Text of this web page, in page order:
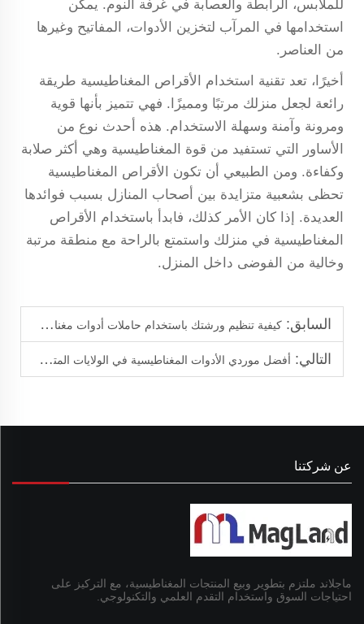
للملابس، الرابطة والعصابة في غرفة النوم. يمكن
استخدامها في المرآب لتخزين الأدوات، المفاتيح وغيرها
من العناصر.
أخيرًا، تعد تقنية استخدام الأقراص المغناطيسية طريقة
رائعة لجعل منزلك مرتبًا ومميزًا. فهي تتميز بأنها قوية
ومرونة وآمنة وسهلة الاستخدام. هذه أحدث نوع من
الأساور التي تستفيد من قوة المغناطيسية وهي أكثر صلابة
وكفاءة. ومن الطبيعي أن تكون الأقراص المغناطيسية
تحظى بشعبية متزايدة بين أصحاب المنازل بسبب فوائدها
العديدة. إذا كان الأمر كذلك، فابدأ باستخدام الأقراص
المغناطيسية في منزلك واستمتع بالراحة مع منطقة مرتبة
وخالية من الفوضى داخل المنزل.
السابق: كيفية تنظيم ورشتك باستخدام حاملات أدوات مغناطيسية
التالي: أفضل موردي الأدوات المغناطيسية في الولايات المتحدة الأمريكية
عن شركتنا
ماجلاند ملتزم بتطوير وبيع المنتجات المغناطيسية، مع التركيز على
احتياجات السوق واستخدام التقدم العلمي والتكنولوجي.